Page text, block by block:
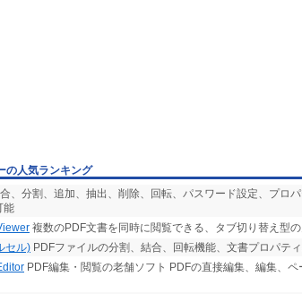
の人気ランキング
、分割、追加、抽出、削除、回転、パスワード設定、プロ
能
複数のPDF文書を同時に閲覧できる、タブ切り替え型
セル) PDFファイルの分割、結合、回転機能、文書プロパテ
PDF編集・閲覧の老舗ソフト PDFの直接編集、編集、